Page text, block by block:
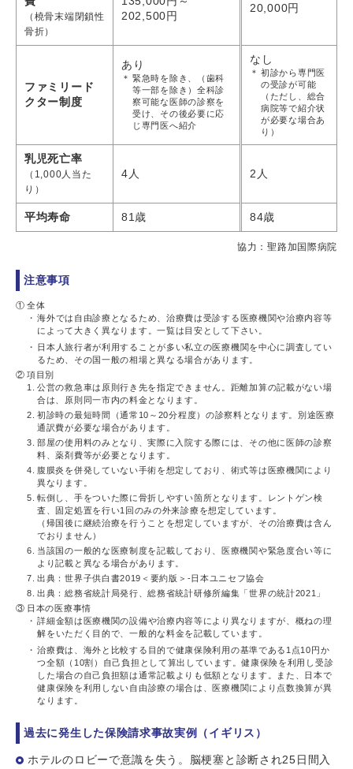
（橈骨末端閉鎖性
骨折）
202,500円
20,000円
ファミリード
クター制度
あり
＊ 緊急時を除き、（歯科
等一部を除き）全科診
察可能な医師の診察を
受け、その後必要に応
じ専門医へ紹介
なし
＊ 初診から専門医
の受診が可能
（ただし、総合
病院等で紹介状
が必要な場合あ
り）
乳児死亡率
（1,000人当た
り）
4人 2人
平均寿命 81歳 84歳
協力：聖路加国際病院
注意事項
① 全体
海外では自由診療となるため、治療費は受診する医療機関や治療内容等
によって大きく異なります。一覧は目安として下さい。
日本人旅行者が利用することが多い私立の医療機関を中心に調査してい
るため、その国一般の相場と異なる場合があります。
② 項目別
1.
公営の救急車は原則行き先を指定できません。距離加算の記載がない場
合は、原則同一市内の料金となります。
2. 初診時の最短時間（通常10～20分程度）の診察料となります。別途医療
通訳費が必要な場合があります。
3. 部屋の使用料のみとなり、実際に入院する際には、その他に医師の診察
料、薬剤費等が必要となります。
4.
腹膜炎を併発していない手術を想定しており、術式等は医療機関により
異なります。
5. 転倒し、手をついた際に骨折しやすい箇所となります。レントゲン検
査、固定処置を行い1回のみの外来診療を想定しています。
（帰国後に継続治療を行うことを想定していますが、その治療費は含ん
でおりません）
6.
当該国の一般的な医療制度を記載しており、医療機関や緊急度合い等に
より記載と異なる場合があります。
7. 出典：世界子供白書2019＜要約版＞-日本ユニセフ協会
8. 出典：総務省統計局発行、総務省統計研修所編集「世界の統計2021」
③ 日本の医療事情
詳細金額は医療機関の設備や治療内容等により異なりますが、概ねの理
解をいただく目的で、一般的な料金を記載しています。
治療費は、海外と比較する目的で健康保険利用の基準である1点10円か
つ全額（10割）自己負担として算出しています。健康保険を利用し受診
した場合の自己負担額は通常記載よりも低額となります。また、日本で
健康保険を利用しない自由診療の場合は、医療機関により点数換算が異
なります。
過去に発生した保険請求事故実例（イギリス）
ホテルのロビーで意識を失う。脳梗塞と診断され25日間入